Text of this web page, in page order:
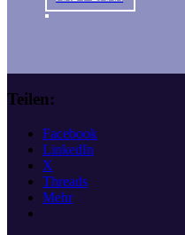
Teilen:
Facebook
LinkedIn
X
Threads
Mehr